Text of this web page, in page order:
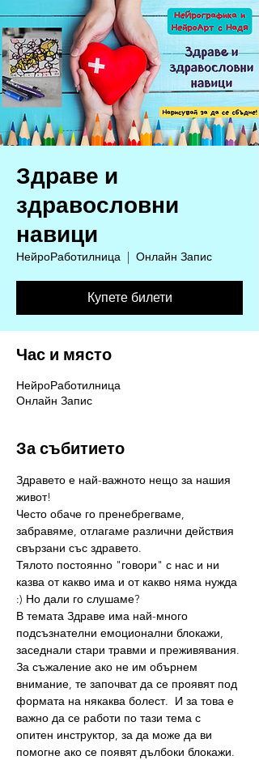
Здраве и
здравословни
навици
НейроРаботилница
  |
Онлайн Запис
Купете билети
Час и място
НейроРаботилница
Онлайн Запис
За събитието
Здравето е най-важното нещо за нашия
живот!
Често обаче го пренебрегваме,
забравяме, отлагаме различни действия
свързани със здравето.
Тялото постоянно "говори" с нас и ни
казва от какво има и от какво няма нужда
:) Но дали го слушаме?
В темата Здраве има най-много
подсъзнателни емоционални блокажи,
заседнали стари травми и преживявания.
За съжаление ако не им обърнем
внимание, те започват да се проявят под
формата на някаква болест.  И за това е
важно да се работи по тази тема с
опитен инструктор, за да може да ви
помогне ако се появят дълбоки блокажи.